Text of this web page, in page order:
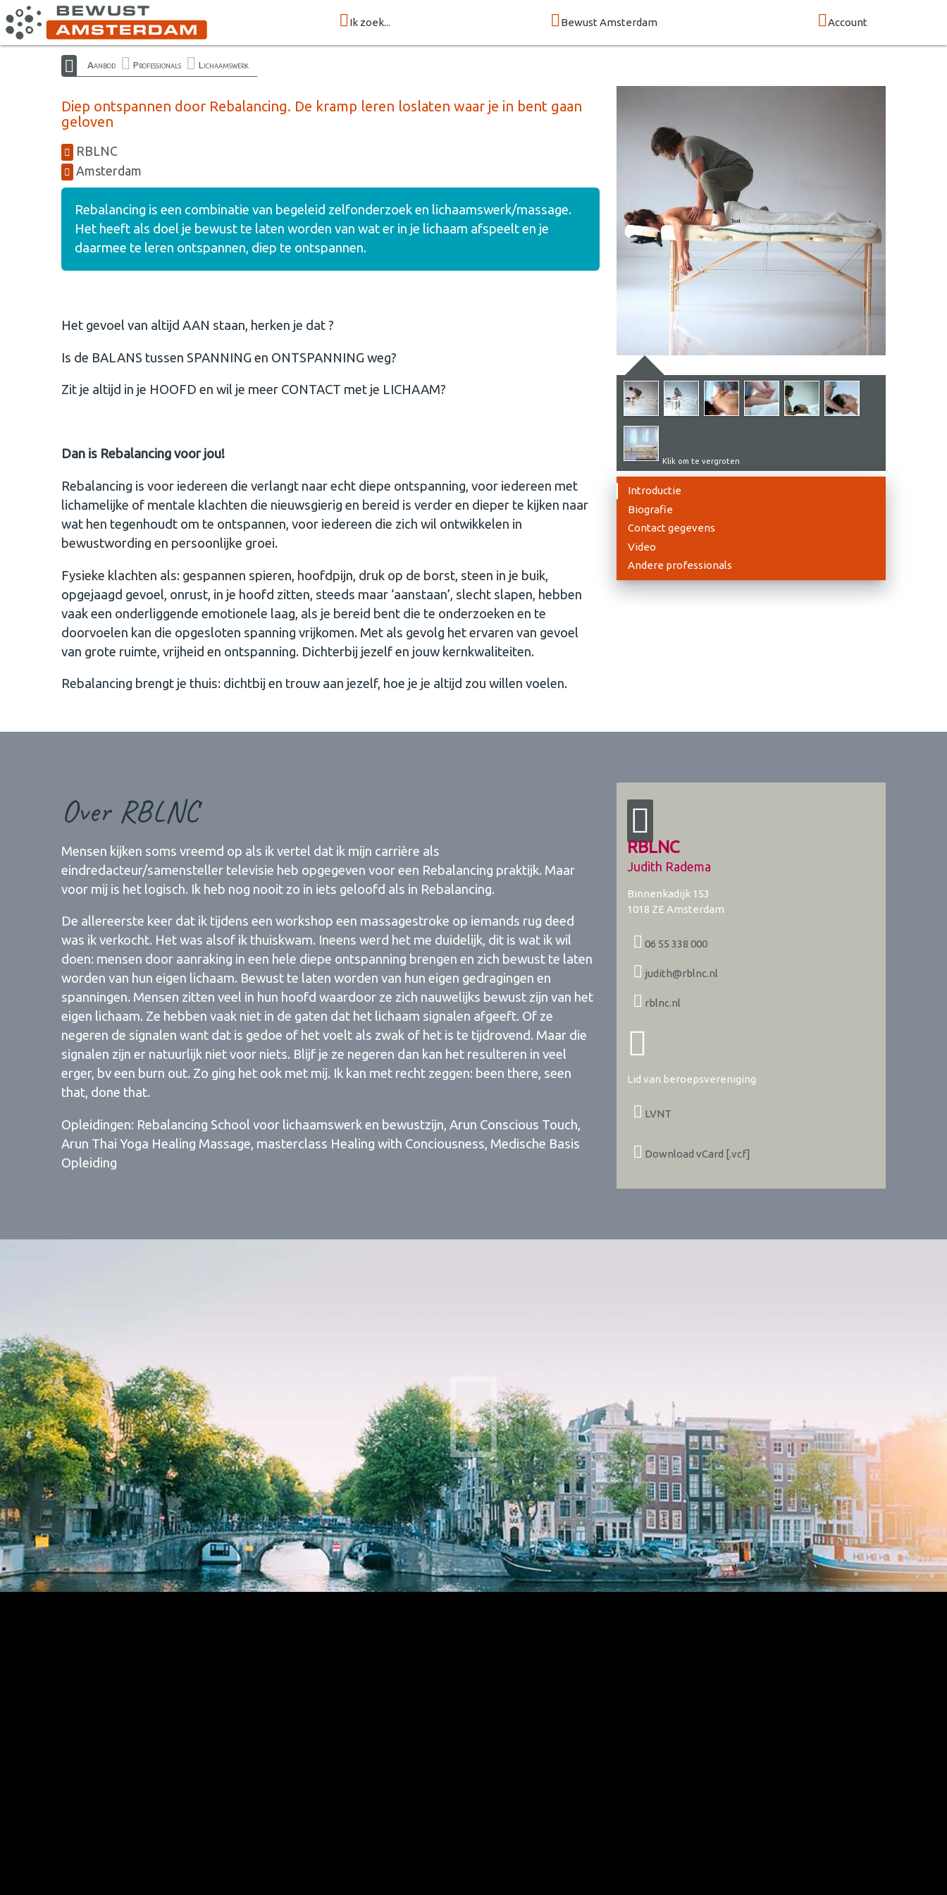
Ik zoek... Bewust Amsterdam Account
Aanbod Professionals Lichaamswerk
Diep ontspannen door Rebalancing. De kramp leren loslaten waar je in bent gaan
geloven
RBLNC
Amsterdam
Rebalancing is een combinatie van begeleid zelfonderzoek en lichaamswerk/massage.
Het heeft als doel je bewust te laten worden van wat er in je lichaam afspeelt en je
daarmee te leren ontspannen, diep te ontspannen.
Het gevoel van altijd AAN staan, herken je dat ?
Is de BALANS tussen SPANNING en ONTSPANNING weg?
Zit je altijd in je HOOFD en wil je meer CONTACT met je LICHAAM?
Dan is Rebalancing voor jou!
Rebalancing is voor iedereen die verlangt naar echt diepe ontspanning, voor iedereen met
lichamelijke of mentale klachten die nieuwsgierig en bereid is verder en dieper te kijken naar
wat hen tegenhoudt om te ontspannen, voor iedereen die zich wil ontwikkelen in
bewustwording en persoonlijke groei.
Fysieke klachten als: gespannen spieren, hoofdpijn, druk op de borst, steen in je buik,
opgejaagd gevoel, onrust, in je hoofd zitten, steeds maar ‘aanstaan’, slecht slapen, hebben
vaak een onderliggende emotionele laag, als je bereid bent die te onderzoeken en te
doorvoelen kan die opgesloten spanning vrijkomen. Met als gevolg het ervaren van gevoel
van grote ruimte, vrijheid en ontspanning. Dichterbij jezelf en jouw kernkwaliteiten.
Rebalancing brengt je thuis: dichtbij en trouw aan jezelf, hoe je je altijd zou willen voelen.
Klik om te vergroten
Introductie
Biografie
Contact gegevens
Video
Andere professionals
Over RBLNC
Mensen kijken soms vreemd op als ik vertel dat ik mijn carrière als
eindredacteur/samensteller televisie heb opgegeven voor een Rebalancing praktijk. Maar
voor mij is het logisch. Ik heb nog nooit zo in iets geloofd als in Rebalancing.
De allereerste keer dat ik tijdens een workshop een massagestroke op iemands rug deed
was ik verkocht. Het was alsof ik thuiskwam. Ineens werd het me duidelijk, dit is wat ik wil
doen: mensen door aanraking in een hele diepe ontspanning brengen en zich bewust te laten
worden van hun eigen lichaam. Bewust te laten worden van hun eigen gedragingen en
spanningen. Mensen zitten veel in hun hoofd waardoor ze zich nauwelijks bewust zijn van het
eigen lichaam. Ze hebben vaak niet in de gaten dat het lichaam signalen afgeeft. Of ze
negeren de signalen want dat is gedoe of het voelt als zwak of het is te tijdrovend. Maar die
signalen zijn er natuurlijk niet voor niets. Blijf je ze negeren dan kan het resulteren in veel
erger, bv een burn out. Zo ging het ook met mij. Ik kan met recht zeggen: been there, seen
that, done that.
Opleidingen: Rebalancing School voor lichaamswerk en bewustzijn, Arun Conscious Touch,
Arun Thai Yoga Healing Massage, masterclass Healing with Conciousness, Medische Basis
Opleiding
RBLNC
Judith Radema
Binnenkadijk 153
1018 ZE Amsterdam
06 55 338 000
judith@rblnc.nl
rblnc.nl
Lid van beroepsvereniging
LVNT
Download vCard [.vcf]